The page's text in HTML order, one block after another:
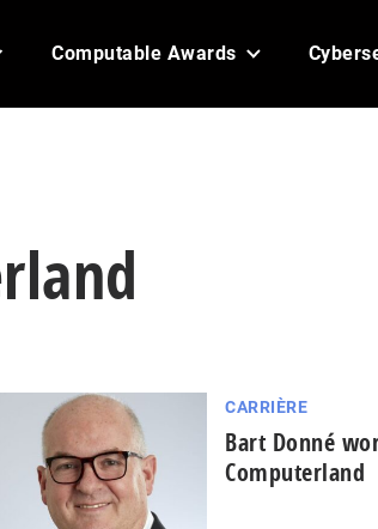
Computable Awards
CARRIÈRE
Bart Donné
Computerland